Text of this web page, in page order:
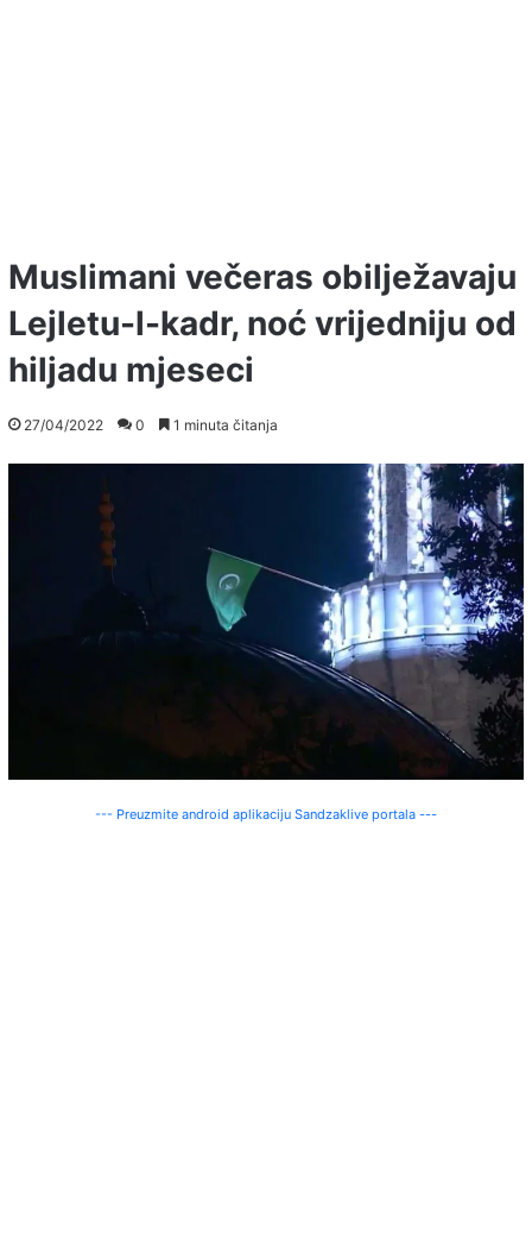
Muslimani večeras obilježavaju
Lejletu-l-kadr, noć vrijedniju od
hiljadu mjeseci
27/04/2022 0 1 minuta čitanja
--- Preuzmite android aplikaciju Sandzaklive portala ---